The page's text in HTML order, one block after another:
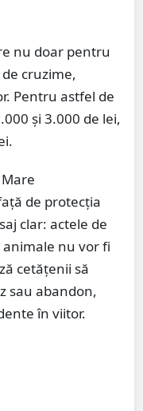
nu doar pentru
cruzime,
Pentru astfel de
și 3.000 de lei,
de protecția
clar: actele de
nu vor fi
cetățenii să
sau abandon,
în viitor.